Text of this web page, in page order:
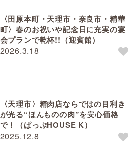
2026.3.18
〈田原本町・天理市・奈良市・精華
町〉春のお祝いや記念日に充実の宴
会プランで乾杯!!（迎賓館）
2025.12.8
〈天理市〉精肉店ならではの目利き
が光る“ほんものの肉”を安心価格
で！（ぱっぷHOUSE K）